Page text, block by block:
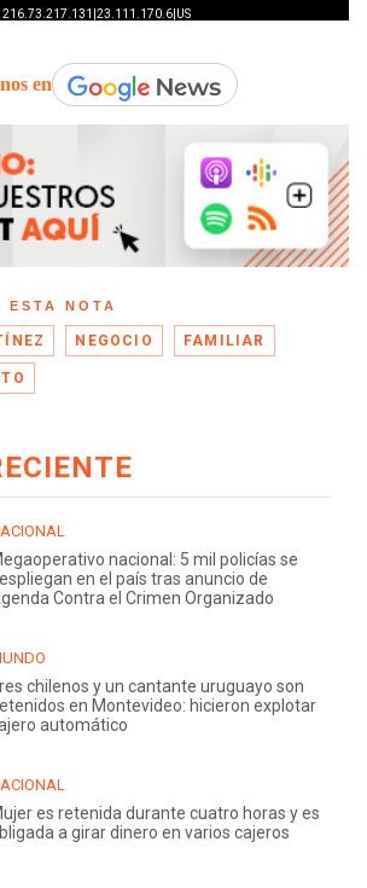
en
ESTA NOTA
NEGOCIO FAMILIAR
nacional: 5 mil policías se
en el país tras anuncio de
Contra el Crimen Organizado
chilenos y un cantante uruguayo son
en Montevideo: hicieron explotar
automático
es retenida durante cuatro horas y es
a girar dinero en varios cajeros